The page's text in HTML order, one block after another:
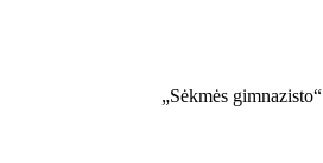
„Sėkmės gimnazisto“